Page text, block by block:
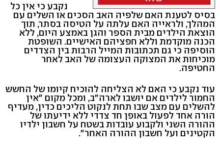
נקבע כי אין כל
בסיס לטענת האם שלפיה האב הסכים או השלים עם
המהלך, ולראייה האם עלתה על הטיסה בסתר, תוך
הוצאת הילדים מבית הספר והגן באמצע היום, ללא
הכנה מוקדמת וללא חפציהם האישיים. השופטת
הוסיפה כי גם תכתובות המייל הרבות בין הצדדים
מוכיחות את המצוקה העצומה של האב לאחר
החטיפה.
עוד נקבע כי האם לא הצליחה להוכיח קיומו של החשש
החמור לילדים אם יושבו לארה"ב, ומכל מקום "אין
להשלים עם מצב שבו תחת לנקוט הליכים כדין, מעדיף
הורה אחד לפעול באופן חד צדדי ללא ידיעתו של
ההורה השני ולקבוע עובדות בשטח על חשבון ילדיו
הקטינים ועל חשבון ההורה האחר".